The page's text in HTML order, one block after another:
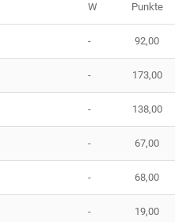
W Punkte
- 92,00
- 173,00
- 138,00
- 67,00
- 68,00
- 19,00